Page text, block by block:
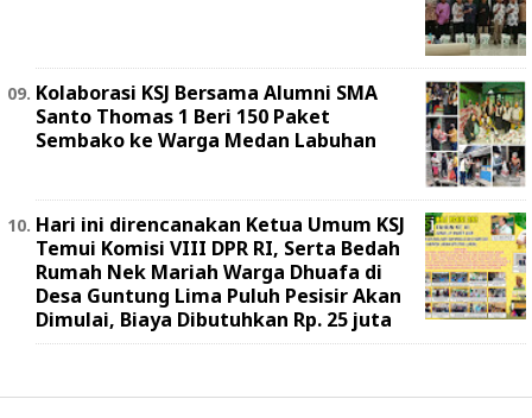
Kolaborasi KSJ Bersama Alumni SMA
Santo Thomas 1 Beri 150 Paket
Sembako ke Warga Medan Labuhan
Hari ini direncanakan Ketua Umum KSJ
Temui Komisi VIII DPR RI, Serta Bedah
Rumah Nek Mariah Warga Dhuafa di
Desa Guntung Lima Puluh Pesisir Akan
Dimulai, Biaya Dibutuhkan Rp. 25 juta